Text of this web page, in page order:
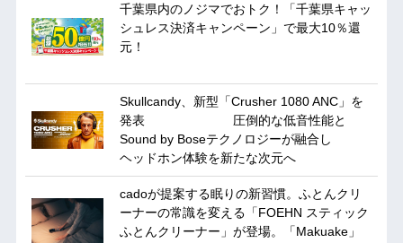
千葉県内のノジマでおトク！「千葉県キャッ
シュレス決済キャンペーン」で最大10％還
元！
Skullcandy、新型「Crusher 1080 ANC」を
発表 圧倒的な低音性能と
Sound by Boseテクノロジーが融合し
ヘッドホン体験を新たな次元へ
cadoが提案する眠りの新習慣。ふとんクリ
ーナーの常識を変える「FOEHN スティック
ふとんクリーナー」が登場。「Makuake」